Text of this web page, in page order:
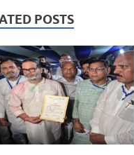
s
A
p
p
b
o
o
k
er
ie
n
dl
y
POSTS